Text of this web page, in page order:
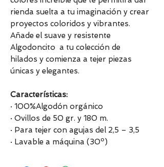
rienda suelta a tu imaginación y crear
proyectos coloridos y vibrantes.
Añade el suave y resistente
Algodoncito a tu colección de
hilados y comienza a tejer piezas
únicas y elegantes.
Características:
· 100%Algodón orgánico
· Ovillos de 50 gr. y 180 m.
· Para tejer con agujas del 2,5 – 3,5
· Lavable a máquina (30º)